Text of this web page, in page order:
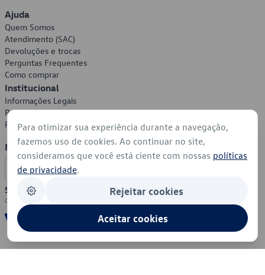
Ajuda
Quem Somos
Atendimento (SAC)
Devoluções e trocas
Perguntas Frequentes
Como comprar
Institucional
Informações Legais
Política de Privacidade
Política de Cookies
Formas de Pagamento
Segurança
Para otimizar sua experiência durante a navegação,
fazemos uso de cookies. Ao continuar no site,
consideramos que você está ciente com nossas políticas
de privacidade.
Rejeitar cookies
Aceitar cookies